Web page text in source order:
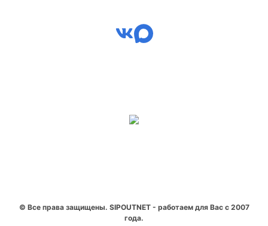
© Все права защищены. SIPOUTNET - работаем для Вас с 2007
года.